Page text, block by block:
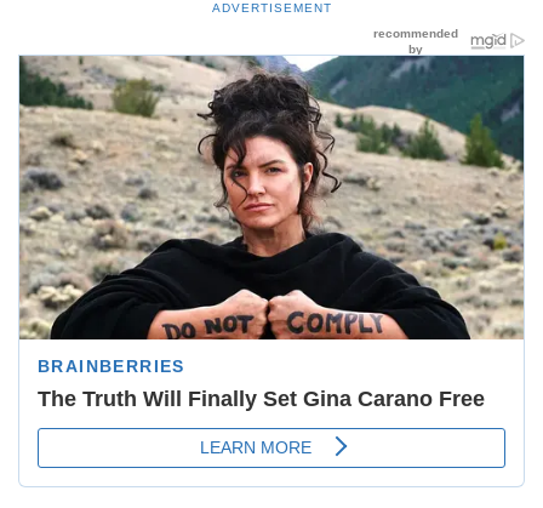
ADVERTISEMENT